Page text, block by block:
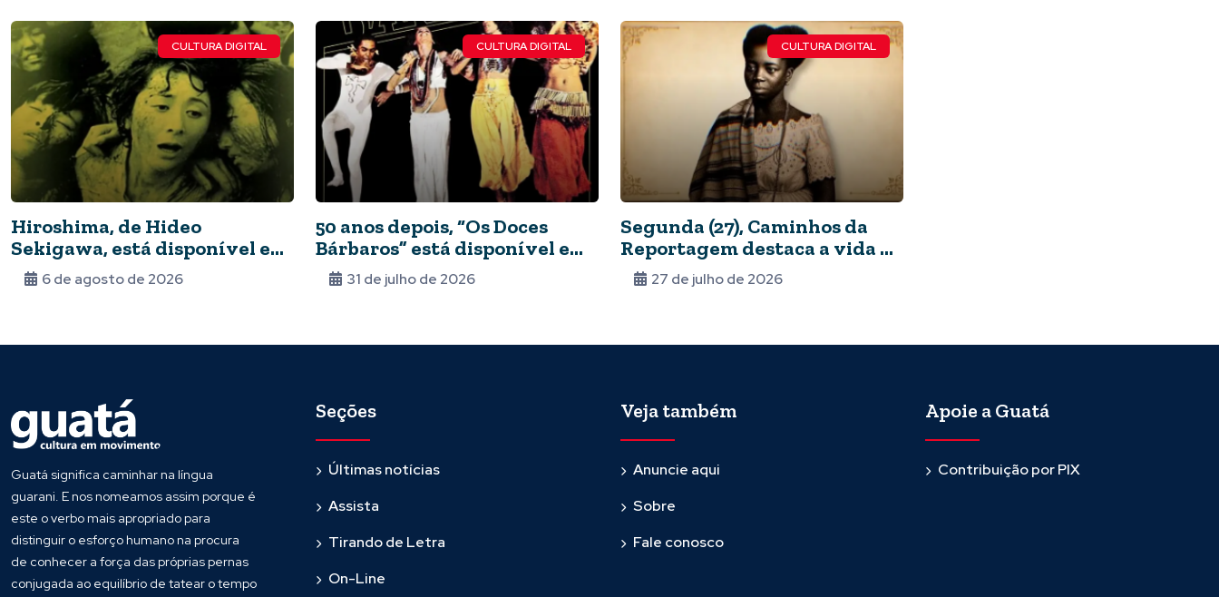
CULTURA DIGITAL
Hiroshima, de Hideo
Sekigawa, está disponível em
streaming
6 de agosto de 2026
CULTURA DIGITAL
50 anos depois, “Os Doces
Bárbaros” está disponível em
streaming gratuito
31 de julho de 2026
CULTURA DIGITAL
Segunda (27), Caminhos da
Reportagem destaca a vida e
o legado de Tia Ciata
27 de julho de 2026
Guatá significa caminhar na língua
guarani. E nos nomeamos assim porque é
este o verbo mais apropriado para
distinguir o esforço humano na procura
de conhecer a força das próprias pernas
conjugada ao equilíbrio de tatear o tempo
Seções
Últimas notícias
Assista
Tirando de Letra
On-Line
Veja também
Anuncie aqui
Sobre
Fale conosco
Apoie a Guatá
Contribuição por PIX